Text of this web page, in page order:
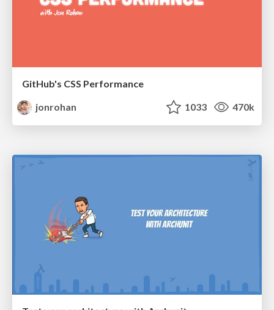
GitHub's CSS Performance
jonrohan
1033 470k